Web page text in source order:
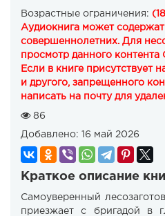
Возрастные ограничения:
Аудиокнига может
совершеннолетних. Для
просмотр данного
Если в книге присутствует
и другого, запрещенного
написать на почту для
86
Добавлено: 16 май 2026
Краткое описание
Самоуверенный
приезжает с бригадой в